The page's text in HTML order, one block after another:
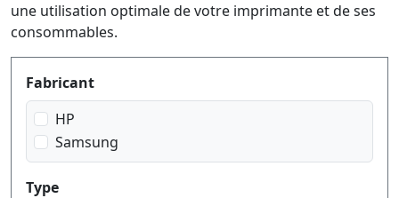
une utilisation optimale de votre imprimante et de ses
consommables.
Produktfilter
Fabricant
HP
Samsung
Type